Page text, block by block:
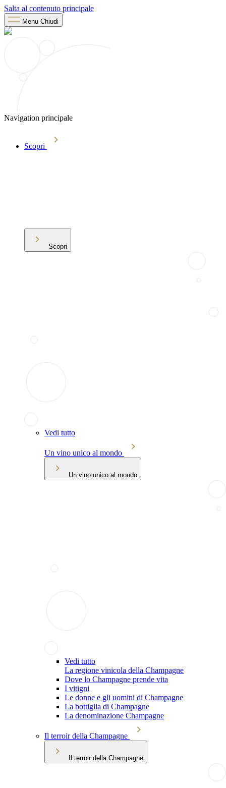
Salta al contenuto principale
Menu Chiudi
Navigation principale
Scopri
Scopri
Vedi tutto
Un vino unico al mondo
Un vino unico al mondo
Vedi tutto
La regione vinicola della Champagne
Dove lo Champagne prende vita
I vitigni
Le donne e gli uomini di Champagne
La bottiglia di Champagne
La denominazione Champagne
Il terroir della Champagne
Il terroir della Champagne